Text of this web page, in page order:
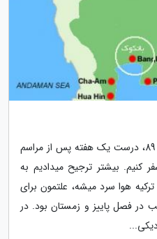
برای سفر ماه عسل در مهر ماه سال 89، درست یک هفته پس از مراسم
کنیم. بیشتر ترجیح میدادیم به
هوا سرد میشه، علتمون برای
در فصل پاییز و زمستان بود. در